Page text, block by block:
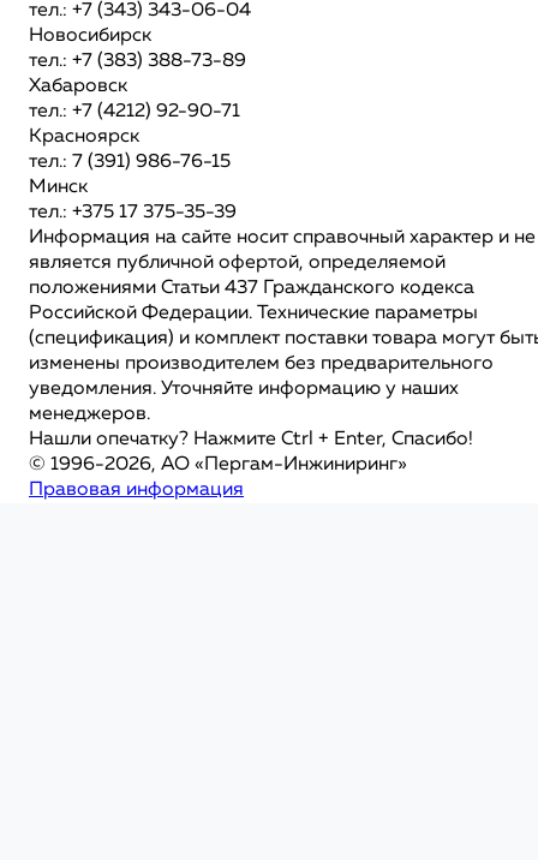
тел.: +7 (343) 343-06-04
Новосибирск
тел.: +7 (383) 388-73-89
Хабаровск
тел.: +7 (4212) 92-90-71
Красноярск
тел.: 7 (391) 986-76-15
Минск
тел.: +375 17 375-35-39
Информация на сайте носит справочный характер и не
является публичной офертой, определяемой
положениями Статьи 437 Гражданского кодекса
Российской Федерации. Технические параметры
(спецификация) и комплект поставки товара могут
изменены производителем без предварительного
уведомления. Уточняйте информацию у наших
менеджеров.
Нашли опечатку? Нажмите Ctrl + Enter, Спасибо!
© 1996-2026, АО «Пергам-Инжиниринг»
Правовая информация